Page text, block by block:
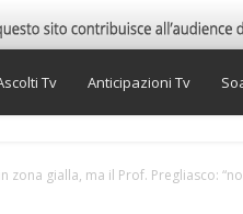
Tv Anticipazioni Tv
zona gialla, ma il Prof. Pregliasco: